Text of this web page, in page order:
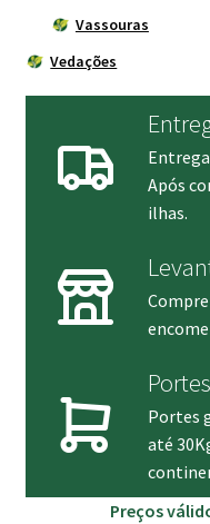
Vassouras
Vedações
Após
ilhas.
Portes
até
Preços